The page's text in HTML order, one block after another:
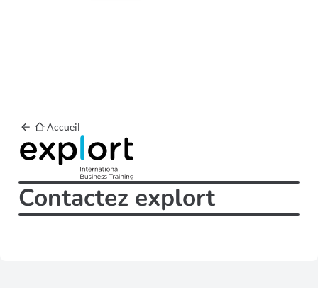
Accueil
Contactez explort